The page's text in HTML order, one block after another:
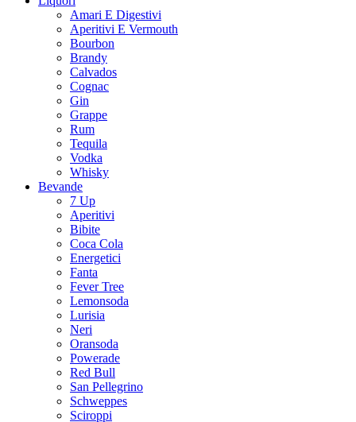
Amari E Digestivi
Aperitivi E Vermouth
Bourbon
Brandy
Calvados
Cognac
Gin
Grappe
Rum
Tequila
Vodka
Whisky
Bevande
7 Up
Aperitivi
Bibite
Coca Cola
Energetici
Fanta
Fever Tree
Lemonsoda
Lurisia
Neri
Oransoda
Powerade
Red Bull
San Pellegrino
Schweppes
Sciroppi